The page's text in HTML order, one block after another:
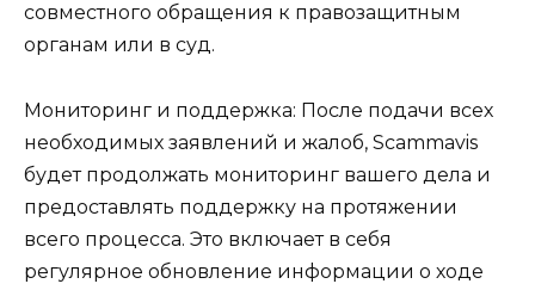
совместного обращения к правозащитным
органам или в суд.
Мониторинг и поддержка: После подачи всех
необходимых заявлений и жалоб, Scammavis
будет продолжать мониторинг вашего дела и
предоставлять поддержку на протяжении
всего процесса. Это включает в себя
регулярное обновление информации о ходе